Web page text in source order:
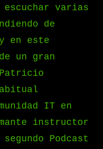
escuchar varias
de
y en este
un gran
Patricio
IT en
instructor
Podcast